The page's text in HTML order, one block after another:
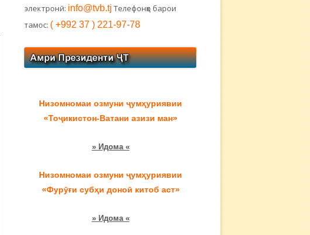
электронӣ: info@tvb.tj Телефонҳо барои
тамос: ( +992 37 ) 221-97-78
Низомномаи озмуни ҷумҳуриявии
«Тоҷикистон-Ватани азизи ман»
» Идома «
Низомномаи озмуни ҷумҳуриявии
«Фурӯғи субҳи доноӣ китоб аст»
» Идома «